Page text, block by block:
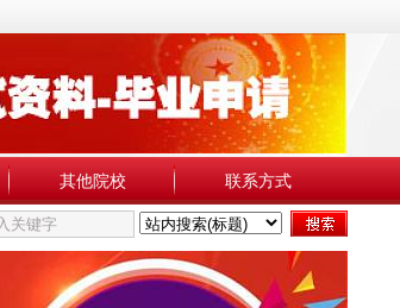
其他院校 联系方式